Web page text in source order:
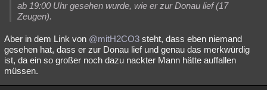
ab 19:00 Uhr gesehen wurde, wie er zur Donau lief (17
Zeugen).
Aber in dem Link von @mitH2CO3 steht, dass eben niemand
gesehen hat, dass er zur Donau lief und genau das merkwürdig
ist, da ein so großer noch dazu nackter Mann hätte auffallen
müssen.